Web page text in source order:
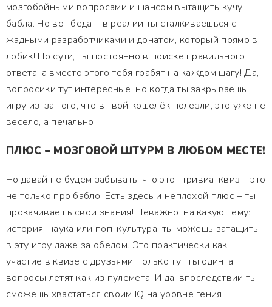
мозгобойными вопросами и шансом вытащить кучу
бабла. Но вот беда – в реалии ты сталкиваешься с
жадными разработчиками и донатом, который прямо в
лобик! По сути, ты постоянно в поиске правильного
ответа, а вместо этого тебя грабят на каждом шагу! Да,
вопросики тут интересные, но когда ты закрываешь
игру из-за того, что в твой кошелёк полезли, это уже не
весело, а печально.
ПЛЮС – МОЗГОВОЙ ШТУРМ В ЛЮБОМ МЕСТЕ!
Но давай не будем забывать, что этот тривиа-квиз – это
не только про бабло. Есть здесь и неплохой плюс – ты
прокачиваешь свои знания! Неважно, на какую тему:
история, наука или поп-культура, ты можешь затащить
в эту игру даже за обедом. Это практически как
участие в квизе с друзьями, только тут ты один, а
вопросы летят как из пулемета. И да, впоследствии ты
сможешь хвастаться своим IQ на уровне гения!